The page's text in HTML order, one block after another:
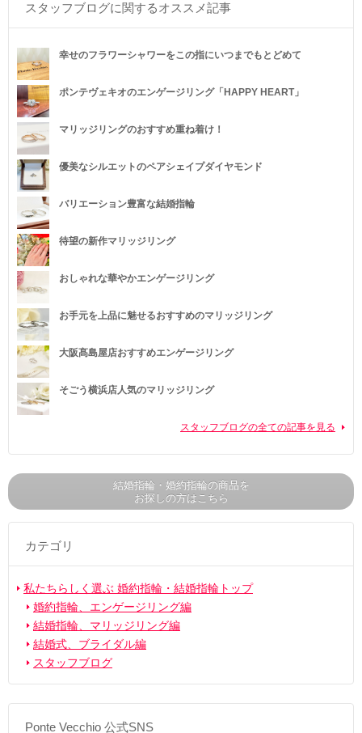
スタッフブログに関するオススメ記事
幸せのフラワーシャワーをこの指にいつまでもとどめて
ポンテヴェキオのエンゲージリング「HAPPY HEART」
マリッジリングのおすすめ重ね着け！
優美なシルエットのペアシェイプダイヤモンド
バリエーション豊富な結婚指輪
待望の新作マリッジリング
おしゃれな華やかエンゲージリング
お手元を上品に魅せるおすすめのマリッジリング
大阪髙島屋店おすすめエンゲージリング
そごう横浜店人気のマリッジリング
スタッフブログの全ての記事を見る
結婚指輪・婚約指輪の商品を
お探しの方はこちら
カテゴリ
私たちらしく選ぶ 婚約指輪・結婚指輪トップ
婚約指輪、エンゲージリング編
結婚指輪、マリッジリング編
結婚式、ブライダル編
スタッフブログ
Ponte Vecchio 公式SNS